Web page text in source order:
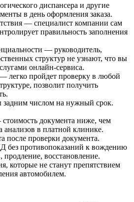
диспансера и другие
в день оформления заказа.
— специалист компании сам
правильность заполнения
— руководитель,
структур не узнают, что вы
онлайн-сервиса.
легко пройдет проверку в любой
позволит получить
задним числом на нужный срок.
документа ниже, чем
анализов в платной клинике.
после проверки документа.
без противопоказаний к вождению
восстановление.
которые не станут препятствием
автомобилем.